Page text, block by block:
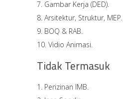
Gambar Kerja (DED).
Arsitektur, Struktur, MEP.
BOQ & RAB.
Vidio Animasi.
Tidak Termasuk
Perizinan IMB.